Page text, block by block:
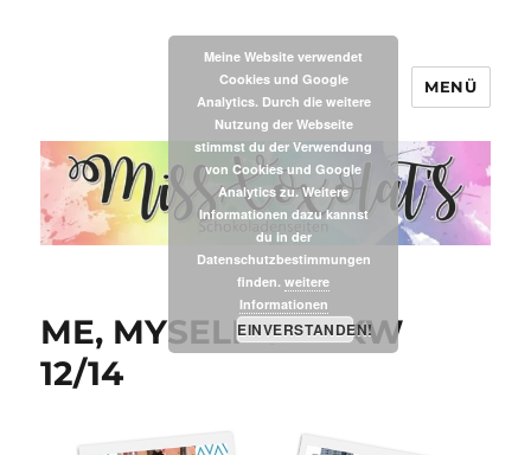
MissXoxolat's
MENÜ
ME, MYSELF & I – KW
12/14
Meine Website verwendet
Cookies und Google
Analytics. Durch die weitere
Nutzung der Webseite
stimmst du der Verwendung
von Cookies und Google
Analytics zu. Weitere
Informationen dazu kannst
du in der
Datenschutzbestimmungen
finden. weitere
Informationen
EINVERSTANDEN!